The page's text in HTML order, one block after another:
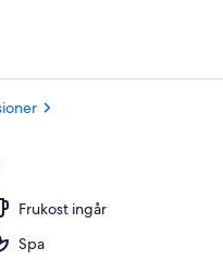
Frukost ingår
Spa